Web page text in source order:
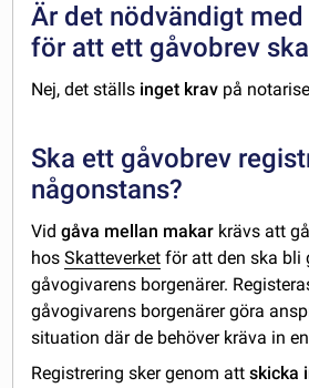
Är det nödvändigt
för att ett gåvobrev
Nej, det ställs inget krav på
Ska ett gåvobrev
någonstans?
Vidgåva mellan makar krävs att
hosSkatteverket för att den ska bli
gåvogivarens borgenärer.
gåvogivarens borgenärer göra
situation där de behöver kräva in
Registrering sker genom attskicka